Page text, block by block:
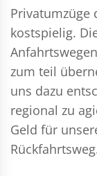
Privatumzüge
kostspielig.
zum teil
uns dazu
regional zu
Geld für